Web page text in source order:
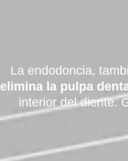
La endodoncia,
elimina la pulpa
interior del diente.